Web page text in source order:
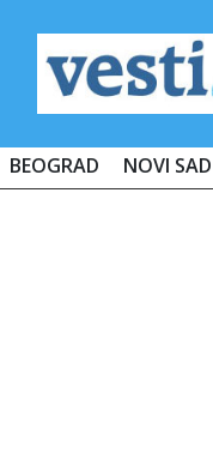
BEOGRAD NOVI SAD